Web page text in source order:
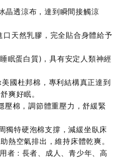
晶透涼布，達到瞬間接觸涼
天然乳膠，完全貼合身體給予
眠蛋白質)，具有安定人類神經
國杜邦棉，專利結構真正達到
爽好眠。
壓棉，調節體重壓力，舒緩緊
獨特硬泡棉支撐，減緩坐臥床
熱空氣排出，維持床體乾爽。
者 : 長者、成人、青少年、高